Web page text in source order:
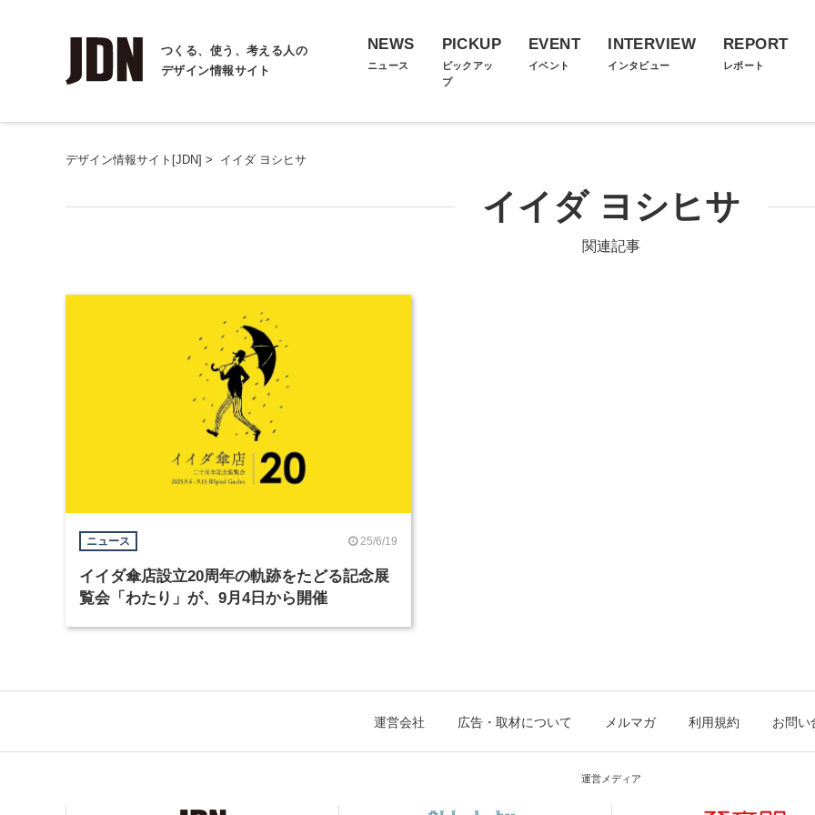
つくる、使う、考える人の
デザイン情報サイト
NEWS
ニュース
PICKUP
ピックアッ
プ
EVENT
イベント
INTERVIEW
インタビュー
REPORT
レポート
デザイン情報サイト[JDN] > イイダ ヨシヒサ
イイダ ヨシヒサ
関連記事
ニュース 25/6/19
イイダ傘店設立20周年の軌跡をたどる記念展
覧会「わたり」が、9月4日から開催
運営会社 広告・取材について メルマガ 利用規約 お問い
運営メディア